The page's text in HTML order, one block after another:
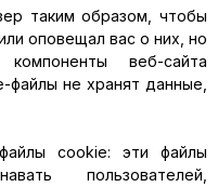
таким образом, чтобы
оповещал вас о них, но
веб-сайта
файлы не хранят данные,
файлы cookie: эти файлы
пользователей,